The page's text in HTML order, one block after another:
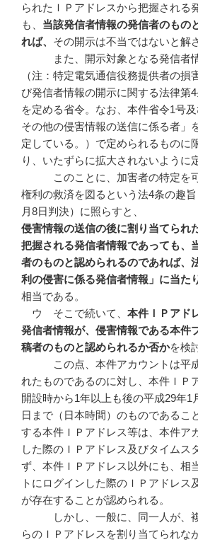
られたＩＰアドレスから把握される
も、 当該発信者情報の発信者のもの
れば、 その開示は不当ではないと解
また、開示対象となる発信者情
（注：特定電気通信役務提供者の損
び発信者情報の開示に関する法律第
を定める省令。なお、本件省令1号
その他の侵害情報の送信に係る者」
定している。）で定められるものに
り、いたずらに拡大されないように
このことに、加害者の特定を可
権利の救済を図るという法4条の趣
月8日判決）に照らすと、
侵害情報の送信の後に割り当てられ
把握される発信者情報であっても、
者のものと認められるのであれば、
利の侵害に係る発信者情報」に当た
相当である。
ウ そこで続いて、 本件ＩＰアド
発信者情報が、侵害情報である本件
稿者のものと認められるか否かを検
この点、本件アカウントは平成
れたものであるのに対し、本件ＩＰ
開設時から1年以上も後の平成29年1
日まで（日本時間）のものであるこ
する本件ＩＰアドレス等は、本件ア
した際のＩＰアドレス及びタイムス
ず、本件ＩＰアドレス以外にも、相
トにログインした際のＩＰアドレス
が存在することが認められる。
しかし、一般に、同一人が、複
らのＩＰアドレスを割り当てられな